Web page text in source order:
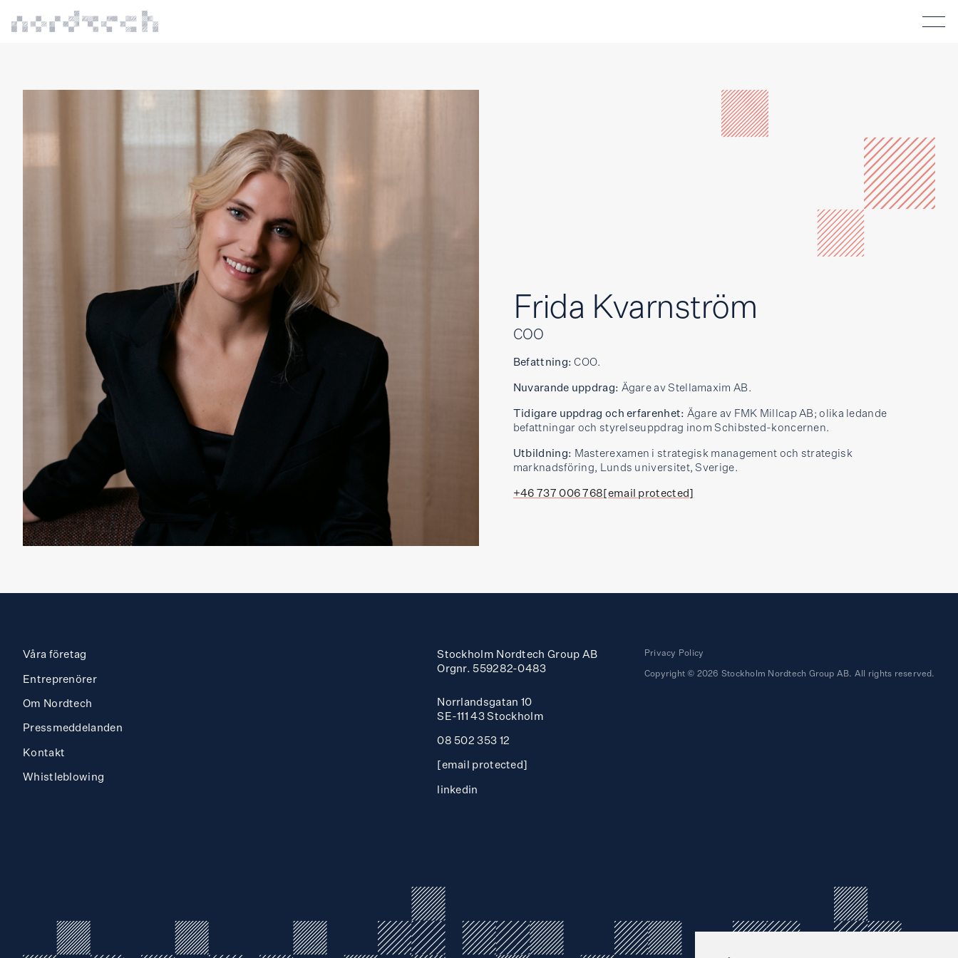
Frida Kvarnström
COO
Befattning: COO.
Nuvarande uppdrag: Ägare av Stellamaxim AB.
Tidigare uppdrag och erfarenhet: Ägare av FMK Millcap AB; olika ledande
befattningar och styrelseuppdrag inom Schibsted-koncern­en.
Utbildning: Masterexamen i strategisk management och strategisk
marknadsföring, Lunds universitet, Sverige.
+46 737 006 768[email protected]
Våra företag
Entreprenörer
Om Nordtech
Press­meddelanden
Kontakt
Whistleblowing
Stockholm Nordtech Group AB
Orgnr. 559282-0483
Norrlandsgatan 10
SE-111 43 Stockholm
08 502 353 12
[email protected]
linkedin
Privacy Policy
Copyright © 2026 Stockholm Nordtech Group AB. All rights reserved.